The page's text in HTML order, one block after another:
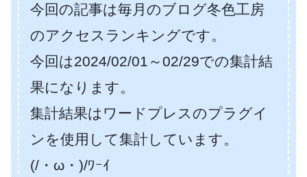
今回の記事は毎月のブログ冬色工房
のアクセスランキングです。
今回は2024/02/01～02/29での集計結
果になります。
集計結果はワードプレスのプラグイ
ンを使用して集計しています。
(/・ω・)/ﾜｰｲ